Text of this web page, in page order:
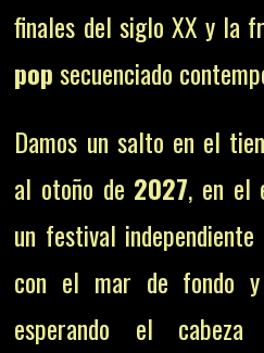
finales del siglo XX y la
popsecuenciado
Damos un salto en el
al otoño de 2027, en el
un festival
con el mar de fondo
esperando el